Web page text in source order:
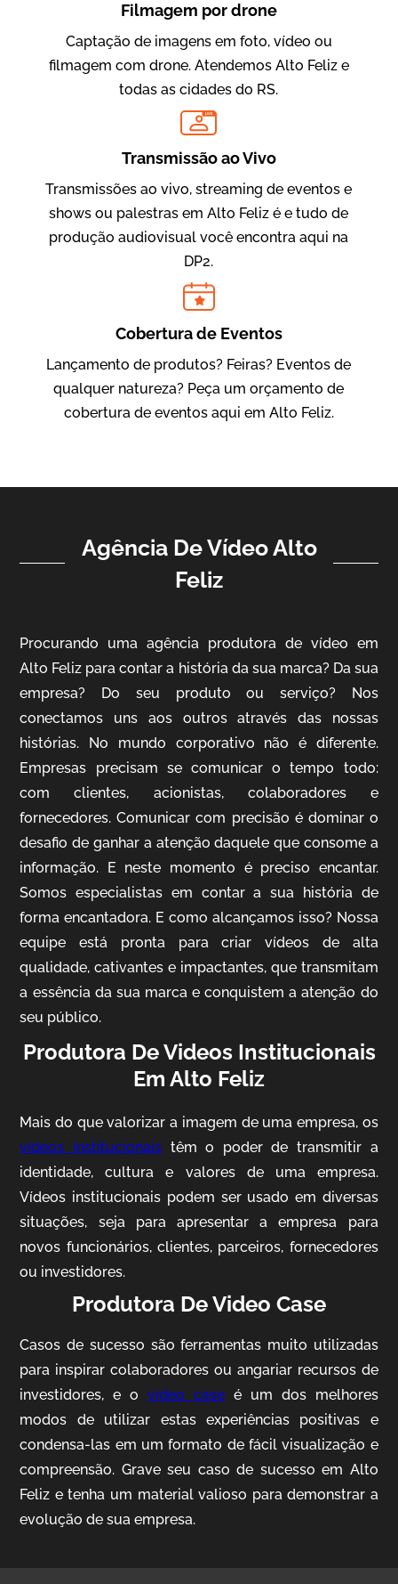
Evolucional
Vídeos para Treinamentos
IBCC
Vídeo Institucional
Vídeo Institucional
IQVIA
Cobertura de Eventos
Mosaic
Filmagem por drone
Captação de imagens em foto, vídeo ou
filmagem com drone. Atendemos Alto Feliz e
todas as cidades do RS.
LIVE
Transmissão ao Vivo
Transmissões ao vivo, streaming de eventos e
shows ou palestras em Alto Feliz é e tudo de
produção audiovisual você encontra aqui na
DP2.
Cobertura de Eventos
Lançamento de produtos? Feiras? Eventos de
qualquer natureza? Peça um orçamento de
cobertura de eventos aqui em Alto Feliz.
Agência De Vídeo Alto
Feliz
Procurando uma agência produtora de vídeo em
Alto Feliz para contar a história da sua marca? Da sua
empresa? Do seu produto ou serviço? Nos
conectamos uns aos outros através das nossas
histórias. No mundo corporativo não é diferente.
Empresas precisam se comunicar o tempo todo:
com clientes, acionistas, colaboradores e
fornecedores. Comunicar com precisão é dominar o
desafio de ganhar a atenção daquele que consome a
informação. E neste momento é preciso encantar.
Somos especialistas em contar a sua história de
forma encantadora. E como alcançamos isso? Nossa
equipe está pronta para criar vídeos de alta
qualidade, cativantes e impactantes, que transmitam
a essência da sua marca e conquistem a atenção do
seu público.
Produtora De Videos Institucionais
Em Alto Feliz
Mais do que valorizar a imagem de uma empresa, os
vídeos institucionais têm o poder de transmitir a
identidade, cultura e valores de uma empresa.
Vídeos institucionais podem ser usado em diversas
situações, seja para apresentar a empresa para
novos funcionários, clientes, parceiros, fornecedores
ou investidores.
Produtora De Video Case
Casos de sucesso são ferramentas muito utilizadas
para inspirar colaboradores ou angariar recursos de
investidores, e ovideo case é um dos melhores
modos de utilizar estas experiências positivas e
condensa-las em um formato de fácil visualização e
compreensão. Grave seu caso de sucesso em Alto
Feliz e tenha um material valioso para demonstrar a
evolução de sua empresa.